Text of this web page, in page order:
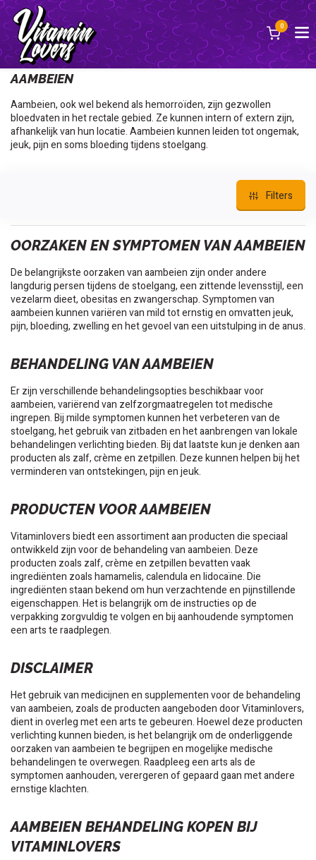
0
Terug
AAMBEIEN
Aambeien, ook wel bekend als hemorroïden, zijn gezwollen
bloedvaten in het rectale gebied. Ze kunnen intern of extern zijn,
afhankelijk van hun locatie. Aambeien kunnen leiden tot ongemak,
jeuk, pijn en soms bloeding tijdens stoelgang.
Filters
OORZAKEN EN SYMPTOMEN VAN AAMBEIEN
De belangrijkste oorzaken van aambeien zijn onder andere
langdurig persen tijdens de stoelgang, een zittende levensstijl, een
vezelarm dieet, obesitas en zwangerschap. Symptomen van
aambeien kunnen variëren van mild tot ernstig en omvatten jeuk,
pijn, bloeding, zwelling en het gevoel van een uitstulping in de anus.
BEHANDELING VAN AAMBEIEN
Er zijn verschillende behandelingsopties beschikbaar voor
aambeien, variërend van zelfzorgmaatregelen tot medische
ingrepen. Bij milde symptomen kunnen het verbeteren van de
stoelgang, het gebruik van zitbaden en het aanbrengen van lokale
behandelingen verlichting bieden. Bij dat laatste kun je denken aan
producten als zalf, crème en zetpillen. Deze kunnen helpen bij het
verminderen van ontstekingen, pijn en jeuk.
PRODUCTEN VOOR AAMBEIEN
Vitaminlovers biedt een assortiment aan producten die speciaal
ontwikkeld zijn voor de behandeling van aambeien. Deze
producten zoals zalf, crème en zetpillen bevatten vaak
ingrediënten zoals hamamelis, calendula en lidocaïne. Die
ingrediënten staan bekend om hun verzachtende en pijnstillende
eigenschappen. Het is belangrijk om de instructies op de
verpakking zorgvuldig te volgen en bij aanhoudende symptomen
een arts te raadplegen.
DISCLAIMER
Het gebruik van medicijnen en supplementen voor de behandeling
van aambeien, zoals de producten aangeboden door Vitaminlovers,
dient in overleg met een arts te gebeuren. Hoewel deze producten
verlichting kunnen bieden, is het belangrijk om de onderliggende
oorzaken van aambeien te begrijpen en mogelijke medische
behandelingen te overwegen. Raadpleeg een arts als de
symptomen aanhouden, verergeren of gepaard gaan met andere
ernstige klachten.
AAMBEIEN BEHANDELING KOPEN BIJ
VITAMINLOVERS